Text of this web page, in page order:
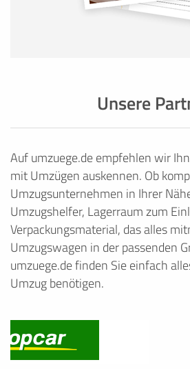
Unsere
Auf umzuege.de empfehlen wir
mit Umzügen auskennen. Ob
Umzugsunternehmen in Ihrer
Umzugshelfer, Lagerraum zum
Verpackungsmaterial, das alles
Umzugswagen in der passenden
umzuege.de finden Sie einfach
Umzug benötigen.